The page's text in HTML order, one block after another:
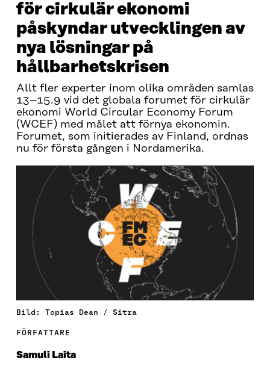
för cirkulär ekonomi
påskyndar utvecklingen av
nya lösningar på
hållbarhetskrisen
Allt fler experter inom olika områden samlas
13–15.9 vid det globala forumet för cirkulär
ekonomi World Circular Economy Forum
(WCEF) med målet att förnya ekonomin.
Forumet, som initierades av Finland, ordnas
nu för första gången i Nordamerika.
Bild: Topias Dean / Sitra
FÖRFATTARE
Samuli Laita